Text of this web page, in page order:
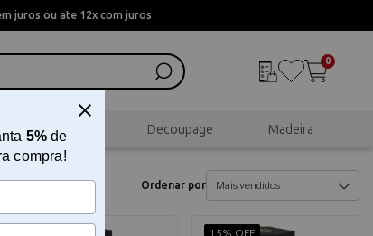
juros ou ate 12x com juros
0
Scrapbook Decoupage Madeira
Ordenar por
15% OFF
5%de
compra!